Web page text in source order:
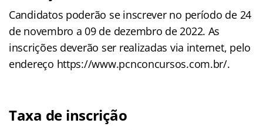
Candidatos poderão se inscrever no período de 24
de novembro a 09 de dezembro de 2022. As
inscrições deverão ser realizadas via internet, pelo
endereço https://www.pcnconcursos.com.br/.
Taxa de inscrição